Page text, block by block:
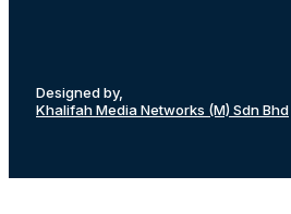
Designed by,
Khalifah Media Networks (M) Sdn Bhd